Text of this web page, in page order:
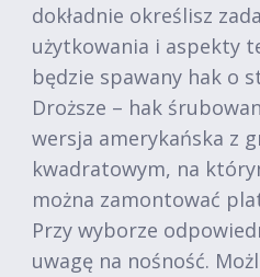
dokładnie określisz
użytkowania i aspekty
będzie spawany hak o
Droższe – hak
wersja amerykańska z
kwadratowym, na
można zamontować
Przy wyborze
uwagę na nośność.